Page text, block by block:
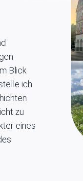
Blick
ich
zu
eines